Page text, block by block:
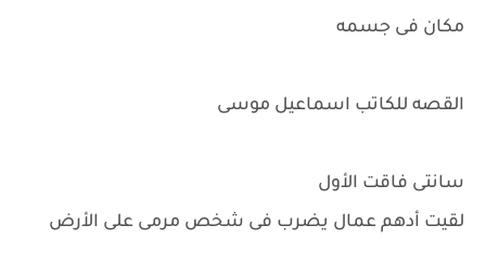
مكان فى جسمه
القصه للكاتب اسماعيل موسى
سانتى فاقت الأول
لقيت أدهم عمال يضرب فى شخص مرمى على الأرض